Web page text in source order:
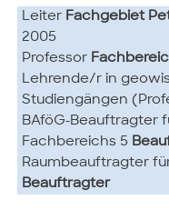
Leiter Fachgebiet
2005
Professor
Lehrende/r in
Studiengängen
BAföG-Beauftragter
Fachbereichs 5
Raumbeauftragter
Beauftragter